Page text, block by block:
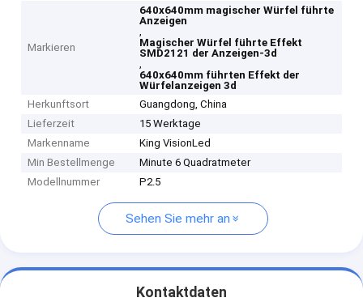
Markieren
640x640mm magischer Würfel führte
Anzeigen
,
Magischer Würfel führte Effekt
SMD2121 der Anzeigen-3d
,
640x640mm führten Effekt der
Würfelanzeigen 3d
Herkunftsort
Guangdong, China
Lieferzeit
15 Werktage
Markenname
King VisionLed
Min Bestellmenge
Minute 6 Quadratmeter
Modellnummer
P2.5
Sehen Sie mehr an
Kontaktdaten